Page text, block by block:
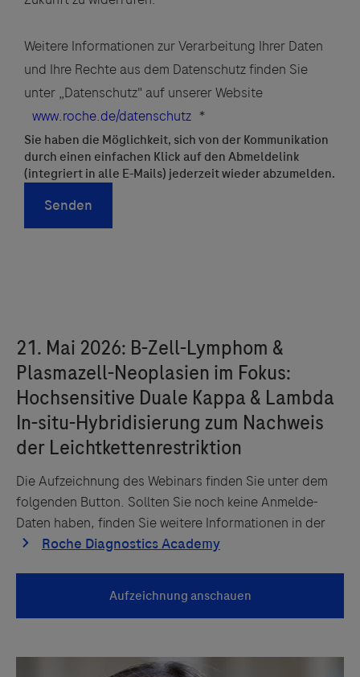
Weitere Informationen zur Verarbeitung Ihrer Daten
und Ihre Rechte aus dem Datenschutz finden Sie
unter „Datenschutz" auf unserer Website
www.roche.de/datenschutz *
Sie haben die Möglichkeit, sich von der Kommunikation
durch einen einfachen Klick auf den Abmeldelink
(integriert in alle E-Mails) jederzeit wieder abzumelden.
Senden
Die Aufzeichnung des Webinars finden Sie unter dem
folgenden Button. Sollten Sie noch keine Anmelde-
Daten haben, finden Sie weitere Informationen in der